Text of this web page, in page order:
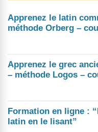
Apprenez le latin
méthode Orberg –
Apprenez le grec
– méthode Logos –
Formation en ligne :
latin en le lisant”